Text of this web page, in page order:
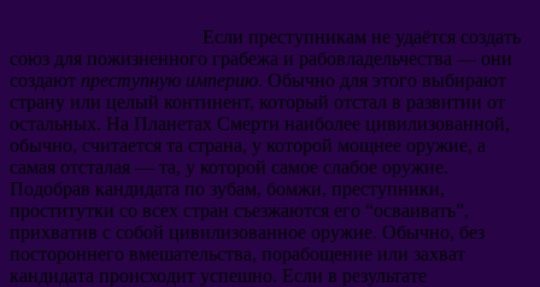
Если преступникам не удаётся создать
союз для пожизненного грабежа и рабовладельчества — они
создают преступную империю. Обычно для этого выбирают
страну или целый континент, который отстал в развитии от
остальных. На Планетах Смерти наиболее цивилизованной,
обычно, считается та страна, у которой мощнее оружие, а
самая отсталая — та, у которой самое слабое оружие.
Подобрав кандидата по зубам, бомжи, преступники,
проститутки со всех стран съезжаются его “осваивать”,
прихватив с собой цивилизованное оружие. Обычно, без
постороннего вмешательства, порабощение или захват
кандидата происходит успешно. Если в результате